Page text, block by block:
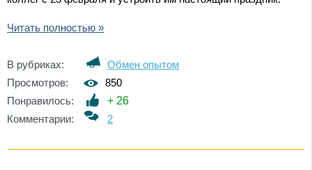
Читать полностью »
В рубриках:
Обмен опытом
Просмотров:
850
Понравилось:
+ 26
Комментарии:
2